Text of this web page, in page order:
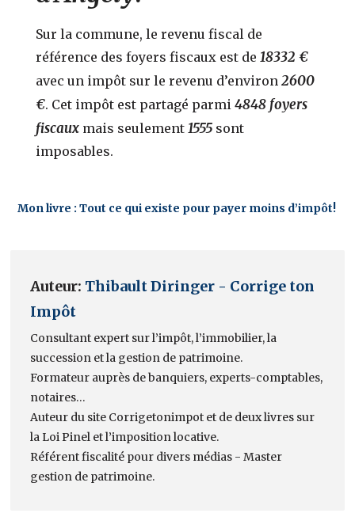
Sur la commune, le revenu fiscal de
référence des foyers fiscaux est de 18332 €
avec un impôt sur le revenu d’environ2600
€. Cet impôt est partagé parmi4848 foyers
fiscaux mais seulement 1555 sont
imposables.
Mon livre : Tout ce qui existe pour payer moins d’impôt!
Auteur: Thibault Diringer - Corrige ton
Impôt
Consultant expert sur l’impôt, l’immobilier, la
succession et la gestion de patrimoine.
Formateur auprès de banquiers, experts-comptables,
notaires…
Auteur du site Corrigetonimpot et de deux livres sur
la Loi Pinel et l’imposition locative.
Référent fiscalité pour divers médias - Master
gestion de patrimoine.